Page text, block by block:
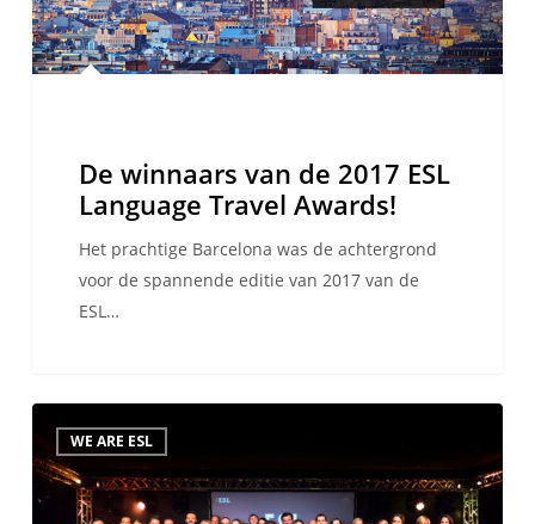
ESL
Language
Travel
De winnaars van de 2017 ESL
Language Travel Awards!
Het prachtige Barcelona was de achtergrond
voor de spannende editie van 2017 van de
ESL…
ESL
Language
WE ARE ESL